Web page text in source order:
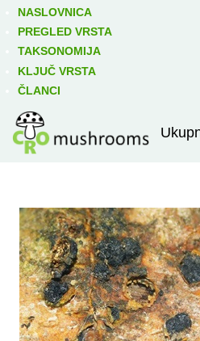
NASLOVNICA
PREGLED VRSTA
TAKSONOMIJA
KLJUČ VRSTA
ČLANCI
Izravno podređene